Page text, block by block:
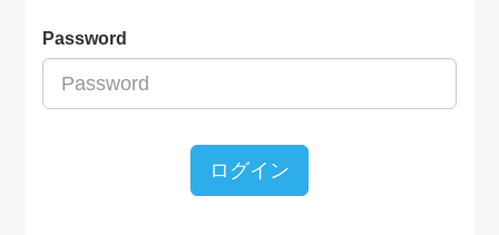
Password
ログイン